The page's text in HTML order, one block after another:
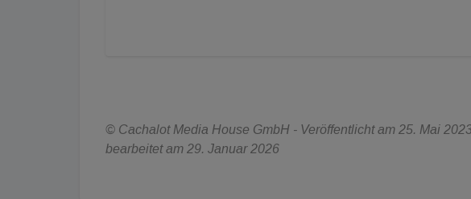
© Cachalot Media House GmbH - Veröffentlicht am 25. Mai
bearbeitet am 29. Januar 2026